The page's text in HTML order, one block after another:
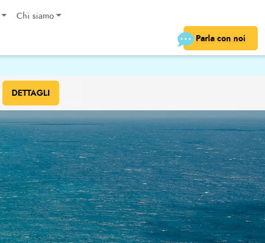
Chi siamo
Parla con noi
DETTAGLI